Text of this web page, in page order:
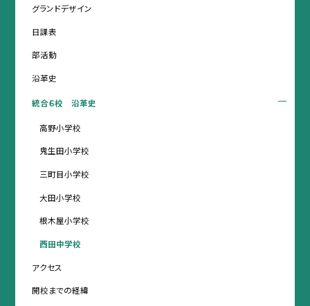
グランドデザイン
日課表
部活動
沿革史
統合６校 沿革史
高野小学校
鬼生田小学校
三町目小学校
大田小学校
根木屋小学校
西田中学校
アクセス
開校までの経緯